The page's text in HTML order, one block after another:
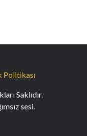
Politikası
Saklıdır.
sesi.